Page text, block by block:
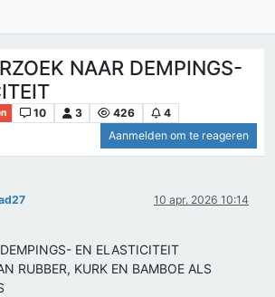
NAAR DEMPINGS-
10 3 426
4
Aanmelden om te reageren
10 apr. 2026 10:14
EN ELASTICITEIT
RUBBER, KURK EN BAMBOE ALS